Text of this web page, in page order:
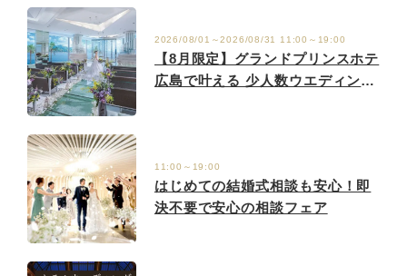
2026/08/01～2026/08/31 11:00～19:00
【8月限定】グランドプリンスホテ
広島で叶える 少人数ウエディング
11:00～19:00
はじめての結婚式相談も安心！即
決不要で安心の相談フェア